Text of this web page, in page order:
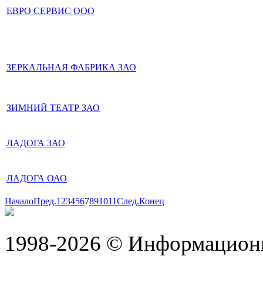
ЕВРО СЕРВИС ООО
ЗЕРКАЛЬНАЯ ФАБРИКА ЗАО
ЗИМНИЙ ТЕАТР ЗАО
ЛАДОГА ЗАО
ЛАДОГА ОАО
НачалоПред.1 234567891011След.Конец
1998-2026 ©